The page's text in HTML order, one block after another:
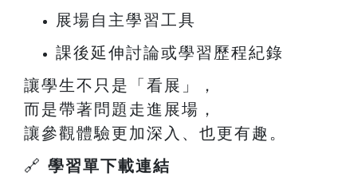
展場自主學習工具
課後延伸討論或學習歷程紀錄
讓學生不只是「看展」，
而是帶著問題走進展場，
讓參觀體驗更加深入、也更有趣。
🔗 學習單下載連結